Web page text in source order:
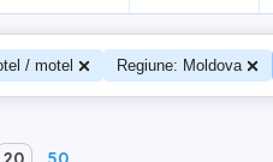
/ motel Regiune: Moldova